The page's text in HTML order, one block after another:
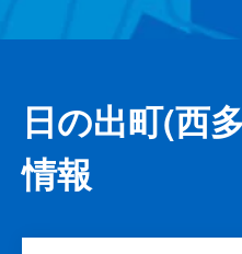
日の出町(西
情報